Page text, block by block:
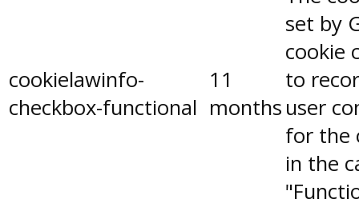
cookielawinfo-
checkbox-functional
11
months
set by
cookie
to
user
for the
in the